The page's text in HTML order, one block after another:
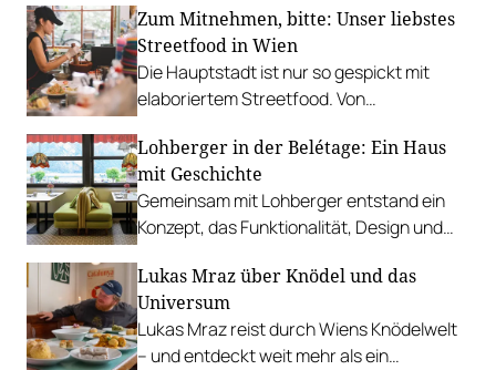
besonders.
Zum Mitnehmen, bitte: Unser liebstes
Streetfood in Wien
Die Hauptstadt ist nur so gespickt mit
elaboriertem Streetfood. Von
Tacos bis hin zu syrischer Marktküche.
Lohberger in der Belétage: Ein Haus
mit Geschichte
Gemeinsam mit Lohberger entstand ein
Konzept, das Funktionalität, Design und
Lukas Mraz über Knödel und das
Universum
Lukas Mraz reist durch Wiens Knödelwelt
– und entdeckt weit mehr als ein